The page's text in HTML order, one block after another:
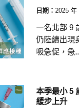
日期： 2025 年
一名北部 9
仍陸續出現
吸急促，急
本季最小 5
緩步上升